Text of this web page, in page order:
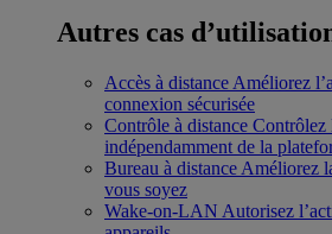
Autres cas
Accès à distance Améliorez
connexion sécurisée
Contrôle à distance Contrôlez
indépendamment de la
Bureau à distance Améliorez
vous soyez
Wake-on-LAN Autorisez